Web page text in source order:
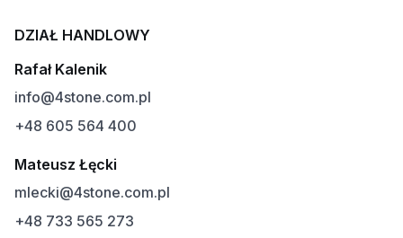
DZIAŁ HANDLOWY
Rafał Kalenik
info@4stone.com.pl
+48 605 564 400
Mateusz Łęcki
mlecki@4stone.com.pl
+48 733 565 273